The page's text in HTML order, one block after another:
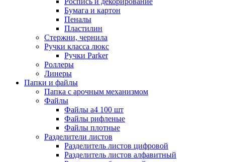
Бумага и картон
Пеналы
Пластилин
Стержни, чернила
Ручки класса люкс
Ручки Parker
Роллеры
Линеры
Папки и файлы
Папка с арочным механизмом
Файлы
Файлы а4 100 шт
Файлы рифленые
Файлы плотные
Разделители листов
Разделитель листов цифровой
Разделитель листов алфавитный